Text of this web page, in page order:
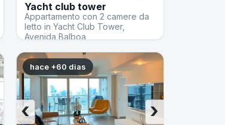
Yacht club tower
Appartamento con 2 camere da
letto in Yacht Club Tower,
Avenida Balboa
hace +60 dias
›
‹